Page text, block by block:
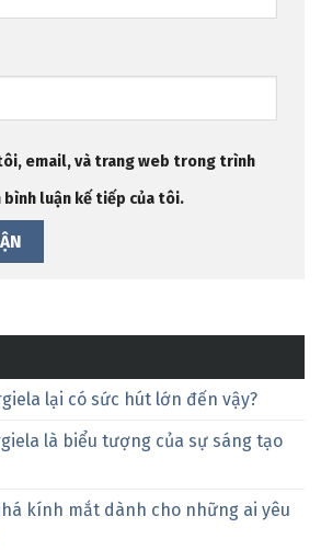
email, và trang web trong trình
bình luận kế tiếp của tôi.
lại có sức hút lớn đến vậy?
là biểu tượng của sự sáng tạo
kính mắt dành cho những ai yêu